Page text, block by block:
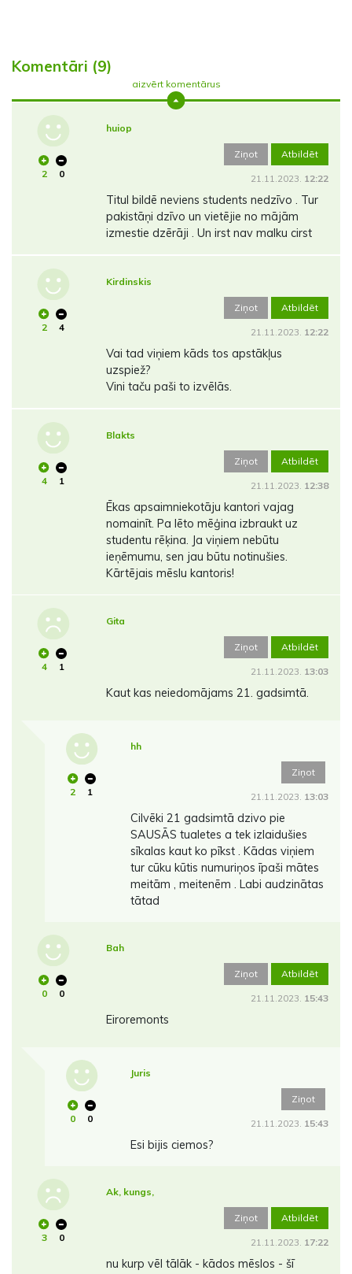
Komentāri (9)
aizvērt komentārus
2 0
huiop
Ziņot Atbildēt
21.11.2023. 12:22
Titul bildē neviens students nedzīvo . Tur
pakistāņi dzīvo un vietējie no mājām
izmestie dzērāji . Un irst nav malku cirst
2 4
Kirdinskis
Ziņot Atbildēt
21.11.2023. 12:22
Vai tad viņiem kāds tos apstākļus
uzspiež?
Vini taču paši to izvēlās.
4 1
Blakts
Ziņot Atbildēt
21.11.2023. 12:38
Ēkas apsaimniekotāju kantori vajag
nomainīt. Pa lēto mēģina izbraukt uz
studentu rēķina. Ja viņiem nebūtu
ieņēmumu, sen jau būtu notinušies.
Kārtējais mēslu kantoris!
4 1
Gita
Ziņot Atbildēt
21.11.2023. 13:03
Kaut kas neiedomājams 21. gadsimtā.
2 1
hh
Ziņot
21.11.2023. 13:03
Cilvēki 21 gadsimtā dzivo pie
SAUSĀS tualetes a tek izlaidušies
sīkalas kaut ko pīkst . Kādas viņiem
tur cūku kūtis numuriņos īpaši mātes
meitām , meitenēm . Labi audzinātas
tātad
0 0
Bah
Ziņot Atbildēt
21.11.2023. 15:43
Eiroremonts
0 0
Juris
Ziņot
21.11.2023. 15:43
Esi bijis ciemos?
3 0
Ak, kungs,
Ziņot Atbildēt
21.11.2023. 17:22
nu kurp vēl tālāk - kādos mēslos - šī